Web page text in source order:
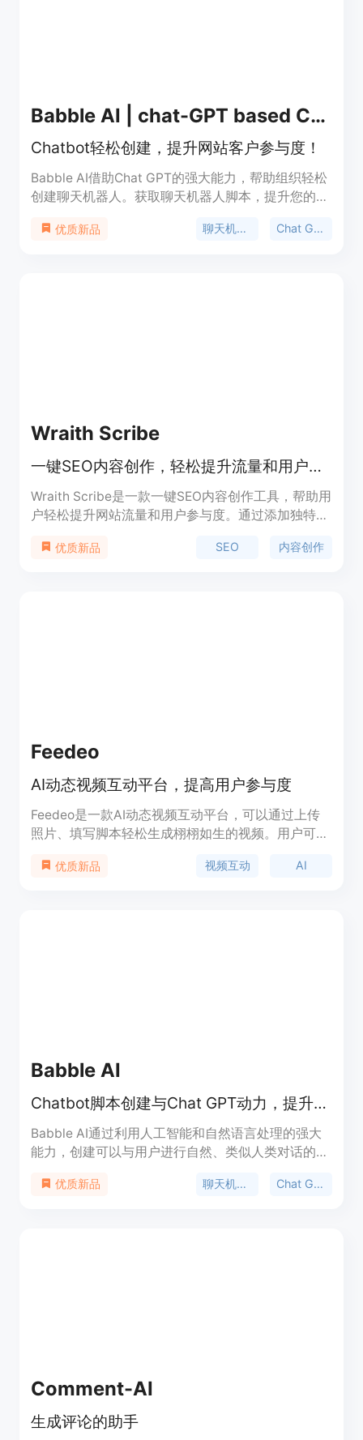
Babble AI | chat-GPT based Chatbots
Chatbot轻松创建，提升网站客户参与度！
Babble AI借助Chat GPT的强大能力，帮助组织轻松
创建聊天机器人。获取聊天机器人脚本，提升您的网
提供实时分析、多语言支持等。定价方案从免费试用
优质新品 聊天机器人 Chat GPT
Wraith Scribe
一键SEO内容创作，轻松提升流量和用户参与度
Wraith Scribe是一款一键SEO内容创作工具，帮助用
户轻松提升网站流量和用户参与度。通过添加独特见
直接发布文章，AI内容编辑器进行重述、扩展或简化
优质新品 SEO 内容创作
Feedeo
AI动态视频互动平台，提高用户参与度
Feedeo是一款AI动态视频互动平台，可以通过上传
照片、填写脚本轻松生成栩栩如生的视频。用户可以
频以增加用户参与度和收集反馈。产品定位于营销、
优质新品 视频互动 AI
Babble AI
Chatbot脚本创建与Chat GPT动力，提升网站客户参与度
Babble AI通过利用人工智能和自然语言处理的强大
能力，创建可以与用户进行自然、类似人类对话的聊
您客户的特定需求。无论您想为特定产品或服务提供
优质新品 聊天机器人 Chat GPT
Comment-AI
生成评论的助手